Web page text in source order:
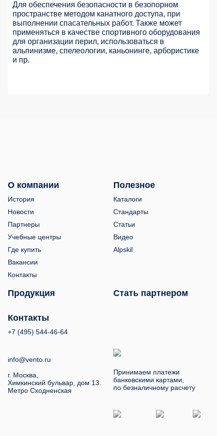
Для обеспечения безопасности в безопорном
пространстве методом канатного доступа, при
выполнении спасательных работ. Также может
применяться в качестве спортивного оборудования
для организации перил, использоваться в
альпинизме, спелеологии, каньонинге, арбористике
и пр.
О компании
История
Новости
Партнеры
Учебные центры
Где купить
Вакансии
Контакты
Полезное
Каталоги
Стандарты
Статьи
Видео
Alpskil
Продукция Стать партнером
Контакты
+7 (495) 544-46-64
info@vento.ru
г. Москва,
Химкинский бульвар, дом 13.
Метро Сходненская
Принимаем платежи
банковскими картами,
по безналичному расчету